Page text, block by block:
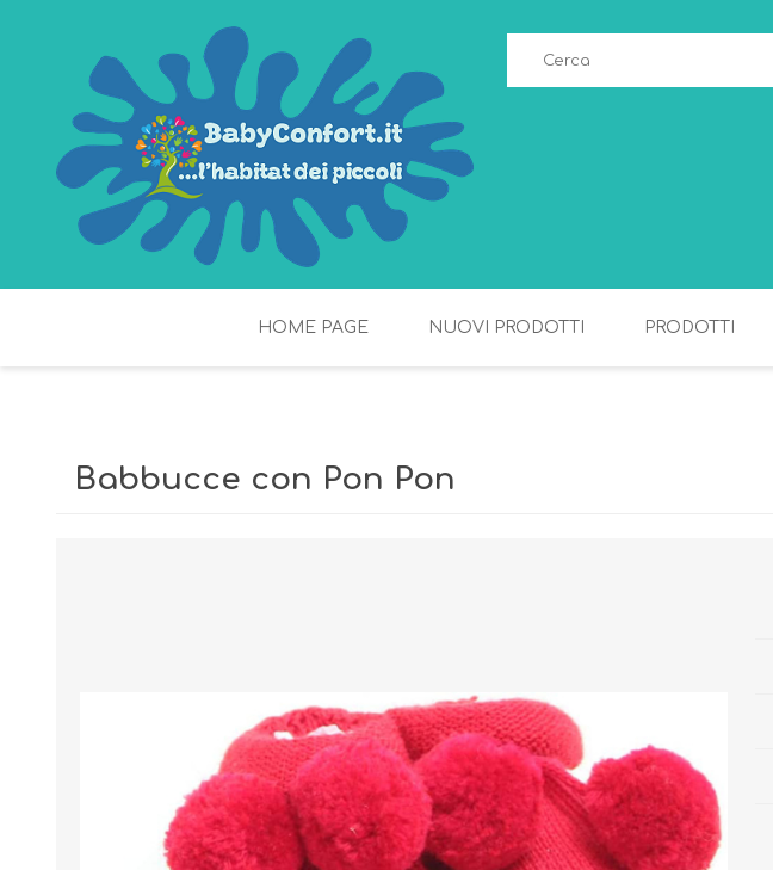
HOME PAGE NUOVI PRODOTTI PRODOTTI
Sterilizzatori
Tiralatte,
Scaldabiberon
Succhietti e Accessori
Accessori
Babbucce con Pon Pon